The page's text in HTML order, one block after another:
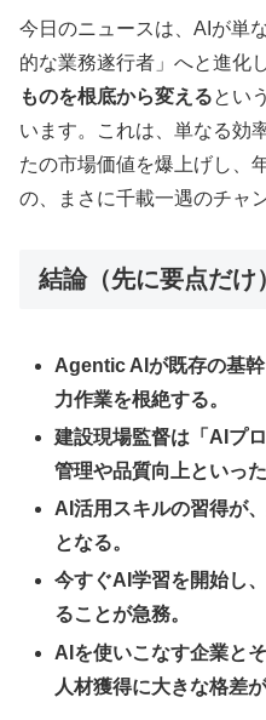
今日のニュースは、AIが単
的な業務遂行者」へと進化し
ものを根底から変えるとい
います。これは、単なる効
たの市場価値を爆上げし、
の、まさに千載一遇のチャ
結論（先に要点だけ）
Agentic AIが既存の基
力作業を根絶する。
建設現場監督は「AIプ
管理や品質向上といっ
AI活用スキルの習得が
となる。
今すぐAI学習を開始し
ることが急務。
AIを使いこなす企業と
人材獲得に大きな格差